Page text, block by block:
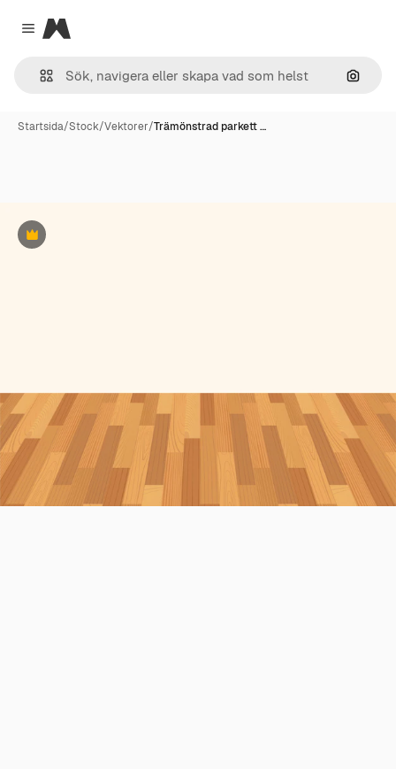
Close menu
Magnific
Sök
Startsida/Stock/Vektorer/Trämönstrad parkett …
Premie